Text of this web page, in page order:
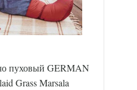
пуховый GERMAN
Grass Marsala